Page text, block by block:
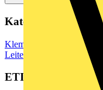
Kategorien
Klemmen, Steckverbinder
Leiterplattensteckverbinder
ETIM Group